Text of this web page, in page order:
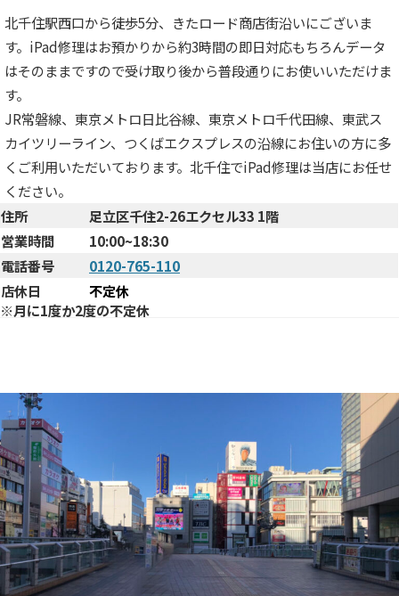
北千住駅西口から徒歩5分、きたロード商店街沿いにございま
す。iPad修理はお預かりから約3時間の即日対応もちろんデータ
はそのままですので受け取り後から普段通りにお使いいただけま
す。
JR常磐線、東京メトロ日比谷線、東京メトロ千代田線、東武ス
カイツリーライン、つくばエクスプレスの沿線にお住いの方に多
くご利用いただいております。北千住でiPad修理は当店にお任せ
ください。
住所
足立区千住2-26エクセル33 1階
営業時間
10:00~18:30
電話番号
0120-765-110
店休日
不定休
※月に1度か2度の不定休